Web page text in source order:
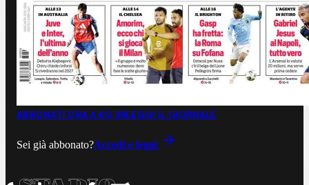
ABBONATI ORA A €0,99LEGGI IL GIORNALE
Sei già abbonato?Accedi e leggi